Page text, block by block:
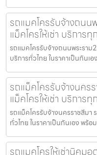
รถแมคโครรับจ้างถนน
แม็คโครให้เช่า บริการ
รถแมคโครรับจ้างถนนพระราม
บริการทั่วไทย ในราคาเป็นกัน
รถแม็คโครรับจ้างนคร
แม็คโครให้เช่า บริการ
รถแม็คโครรับจ้างนครราชสีมา
ทั่วไทย ในราคาเป็นกันเอง พ
รถแมคโครให้เช่านิคม